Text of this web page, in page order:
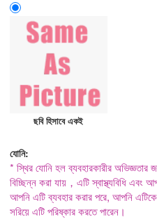
ছবি হিসাবে একই
যোনি:
* স্থির যোনি হল ব্যবহারকারীর অভিজ্ঞতার
বিচ্ছিন্ন করা যায়，এটি স্বাস্থ্যবিধি এবং
আপনি এটি ব্যবহার করার পরে, আপনি
সরিয়ে এটি পরিষ্কার করতে পারেন।